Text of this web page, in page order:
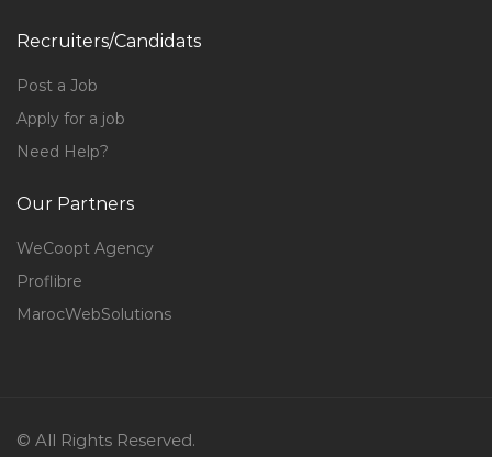
Recruiters/Candidats
Post a Job
Apply for a job
Need Help?
Our Partners
WeCoopt Agency
Proflibre
MarocWebSolutions
© All Rights Reserved.